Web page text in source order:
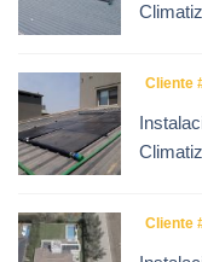
Cliente
Cliente